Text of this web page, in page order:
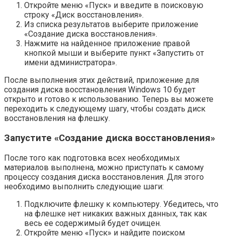
Откройте меню «Пуск» и введите в поисковую
строку «Диск восстановления».
Из списка результатов выберите приложение
«Создание диска восстановления».
Нажмите на найденное приложение правой
кнопкой мыши и выберите пункт «Запустить от
имени администратора».
После выполнения этих действий, приложение для
создания диска восстановления Windows 10 будет
открыто и готово к использованию. Теперь вы можете
переходить к следующему шагу, чтобы создать диск
восстановления на флешку.
Запустите «Создание диска восстановления»
После того как подготовка всех необходимых
материалов выполнена, можно приступать к самому
процессу создания диска восстановления. Для этого
необходимо выполнить следующие шаги:
Подключите флешку к компьютеру. Убедитесь, что
на флешке нет никаких важных данных, так как
весь ее содержимый будет очищен.
Откройте меню «Пуск» и найдите поиском